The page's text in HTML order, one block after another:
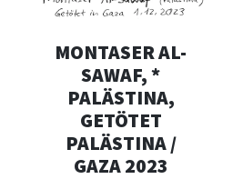
MONTASER AL-
SAWAF, *
PALÄSTINA,
GETÖTET
PALÄSTINA /
GAZA 2023